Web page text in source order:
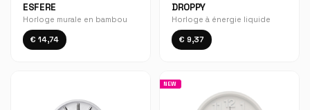
ESFERE
Horloge murale en bambou
€ 14,74
DROPPY
Horloge à énergie liquide
€ 9,37
NEW